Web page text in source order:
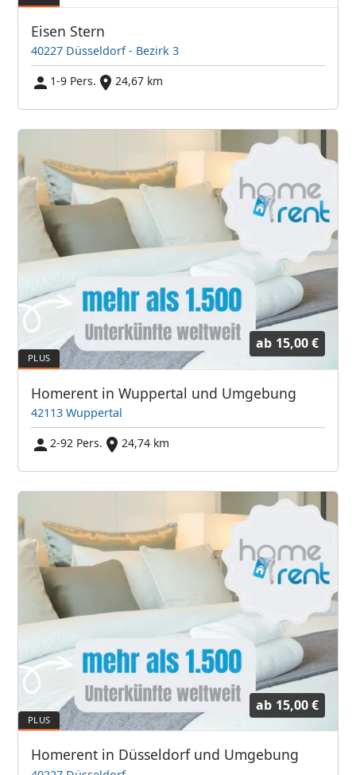
Eisen Stern
40227 Düsseldorf - Bezirk 3
1-9 Pers.
24,67 km
ab 15,00 €
Homerent in Wuppertal und Umgebung
42113 Wuppertal
2-92 Pers.
24,74 km
ab 15,00 €
Homerent in Düsseldorf und Umgebung